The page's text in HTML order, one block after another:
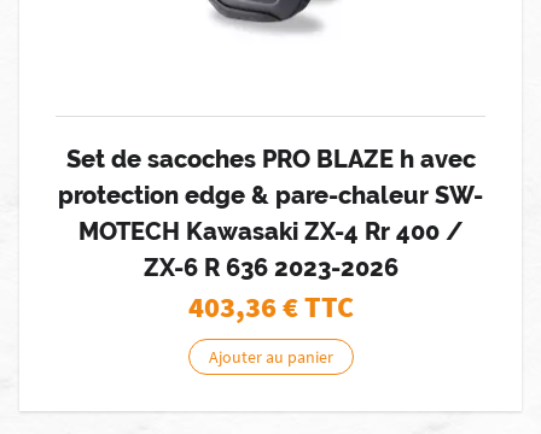
Set de sacoches PRO BLAZE h avec
protection edge & pare-chaleur SW-
MOTECH Kawasaki ZX-4 Rr 400 /
ZX-6 R 636 2023-2026
403,36€ TTC
Ajouter au panier